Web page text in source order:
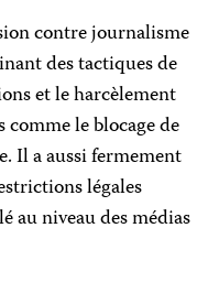
contre journalisme
des tactiques de
et le harcèlement
comme le blocage de
Il a aussi fermement
légales
au niveau des médias